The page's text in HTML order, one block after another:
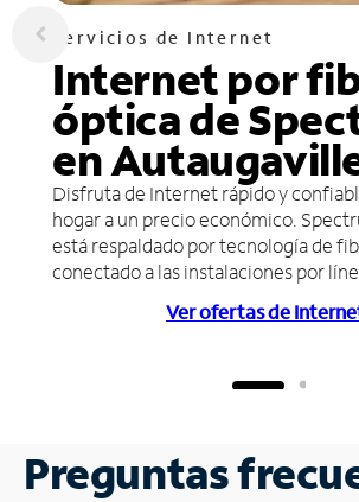
Servicios de Internet
Internet por
óptica de
en
Disfruta de Internet rápido y
hogar a un precio económico.
está respaldado por tecnología de
conectado a las instalaciones por
Ver ofertas de
Preguntas